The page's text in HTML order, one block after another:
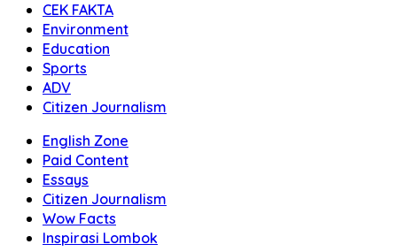
CEK FAKTA
Environment
Education
Sports
ADV
Citizen Journalism
English Zone
Paid Content
Essays
Citizen Journalism
Wow Facts
Inspirasi Lombok